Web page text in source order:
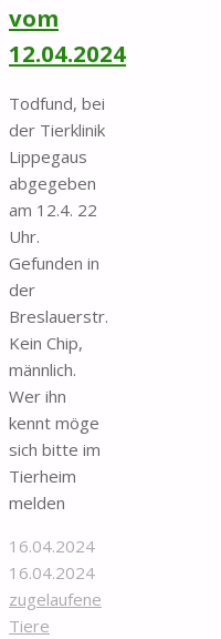
vom
12.04.2024
Todfund, bei
der Tierklinik
Lippegaus
abgegeben
am 12.4. 22
Uhr.
Gefunden in
der
Breslauerstr.
Kein Chip,
männlich.
Wer ihn
kennt möge
sich bitte im
Tierheim
melden
16.04.2024
16.04.2024
zugelaufene
Tiere